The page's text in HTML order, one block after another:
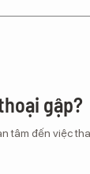
gập?
tâm đến việc